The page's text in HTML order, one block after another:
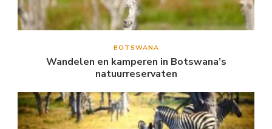
BOTSWANA
Wandelen en kamperen in Botswana’s
natuurreservaten